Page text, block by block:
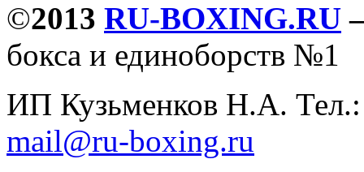
©2013 RU-BOXING.RU
бокса и единоборств №1
ИП Кузьменков Н.А.
mail@ru-boxing.ru